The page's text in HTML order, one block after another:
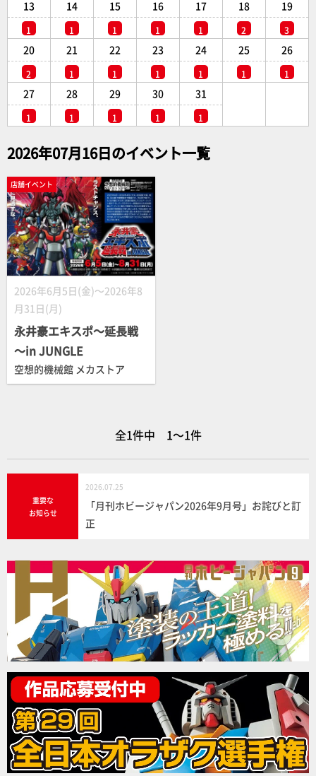
13
1
14
1
15
1
16
1
17
1
18
2
19
3
20
2
21
1
22
1
23
1
24
1
25
1
26
1
27
1
28
1
29
1
30
1
31
1
2026年07月16日のイベント一覧
店舗イベント
2026年6月5日(金)～2026年8
月31日(月)
永井豪エキスポ～延長戦
～in JUNGLE
空想的機械館 メカストア
全1件中 1～1件
重要な
お知らせ
2026.07.25
「月刊ホビージャパン2026年9月号」お詫びと訂
正